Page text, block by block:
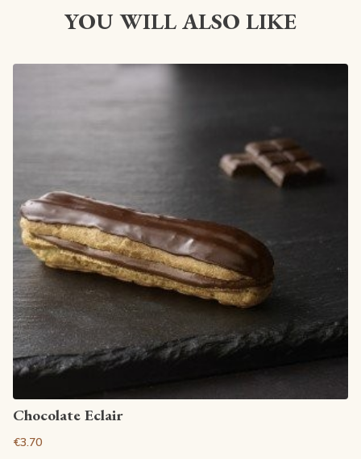
YOU WILL ALSO LIKE
Chocolate Eclair
€3.70